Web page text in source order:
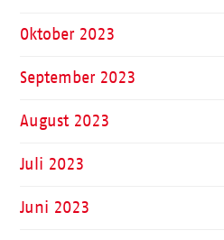
Oktober 2023
September 2023
August 2023
Juli 2023
Juni 2023